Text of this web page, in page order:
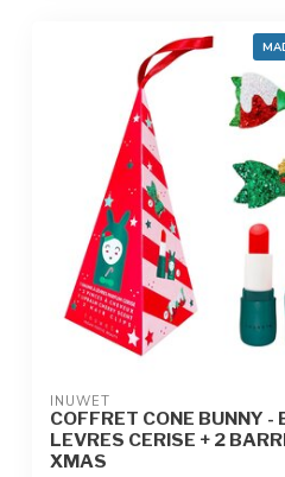
INUWET
COFFRET CONE BUNNY -
LEVRES CERISE + 2
XMAS